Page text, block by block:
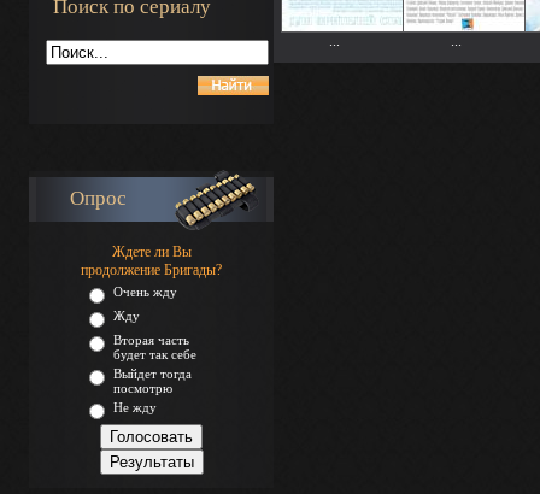
Поиск по сериалу
Опрос
Ждете ли Вы
продолжение Бригады?
Очень жду
Жду
Вторая часть
будет так себе
Выйдет тогда
посмотрю
Не жду
... ...